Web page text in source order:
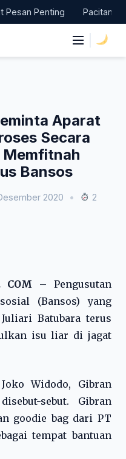
Pacitan Tembus
Aparat
Secara
Memfitnah
Bansos
2020 •
2
COM – Pengusutan
(Bansos) yang
Batubara terus
isu liar di jagat
Widodo, Gibran
sebut. Gibran
goodie bag dari PT
tempat bantuan